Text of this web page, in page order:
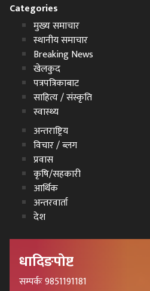
Categories
मुख्य समाचार
स्थानीय समाचार
Breaking News
खेलकुद
पत्रपत्रिकाबाट
साहित्य / संस्कृति
स्वास्थ्य
अन्तराष्ट्रिय
विचार / ब्लग
प्रवास
कृषि/सहकारी
आर्थिक
अन्तरवार्ता
देश
धादिङपोष्ट
सम्पर्कः 9851191181